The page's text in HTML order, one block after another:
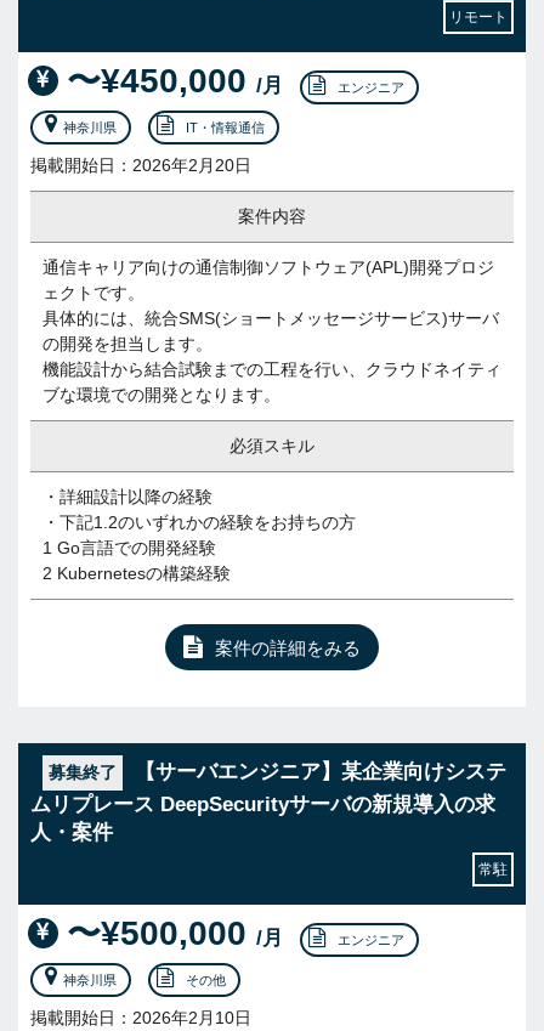
リモート
〜¥450,000 /月 エンジニア
神奈川県 IT・情報通信
掲載開始日：2026年2月20日
案件内容
通信キャリア向けの通信制御ソフトウェア(APL)開発プロジ
ェクトです。
具体的には、統合SMS(ショートメッセージサービス)サーバ
の開発を担当します。
機能設計から結合試験までの工程を行い、クラウドネイティ
ブな環境での開発となります。
必須スキル
・詳細設計以降の経験
・下記1.2のいずれかの経験をお持ちの方
1 Go言語での開発経験
2 Kubernetesの構築経験
案件の詳細をみる
募集終了
【サーバエンジニア】某企業向けシステ
ムリプレース DeepSecurityサーバの新規導入の求
人・案件
常駐
〜¥500,000 /月 エンジニア
神奈川県 その他
掲載開始日：2026年2月10日